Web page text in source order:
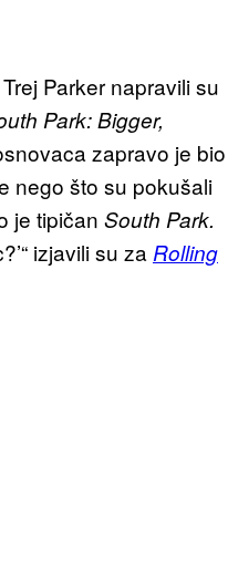
Parker napravili su
Park: Bigger,
zapravo je bio
nego što su pokušali
je tipičan South Park.
izjavili su za Rolling